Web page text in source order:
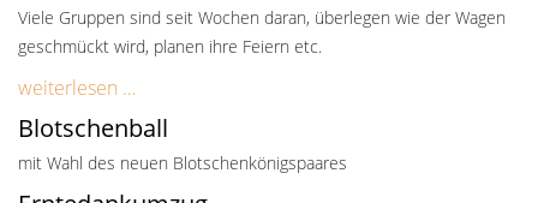
Viele Gruppen sind seit Wochen daran, überlegen wie der Wagen
geschmückt wird, planen ihre Feiern etc.
weiterlesen …
Blotschenball
mit Wahl des neuen Blotschenkönigspaares